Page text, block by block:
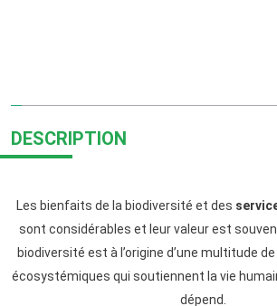
DESCRIPTION
Les bienfaits de la biodiversité et des
sont considérables et leur valeur est
biodiversité est à l’origine d’une multitude de
écosystémiques qui soutiennent la vie
dépend.